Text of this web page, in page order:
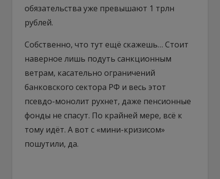
обязательства уже превышают 1 трлн
рублей.
Собственно, что тут ещё скажешь… Стоит
наверное лишь подуть санкционным
ветрам, касательно ограничений
банковского сектора РФ и весь этот
псевдо-монолит рухнет, даже пенсионные
фонды не спасут. По крайней мере, всё к
тому идёт. А вот с «мини-кризисом»
пошутили, да.